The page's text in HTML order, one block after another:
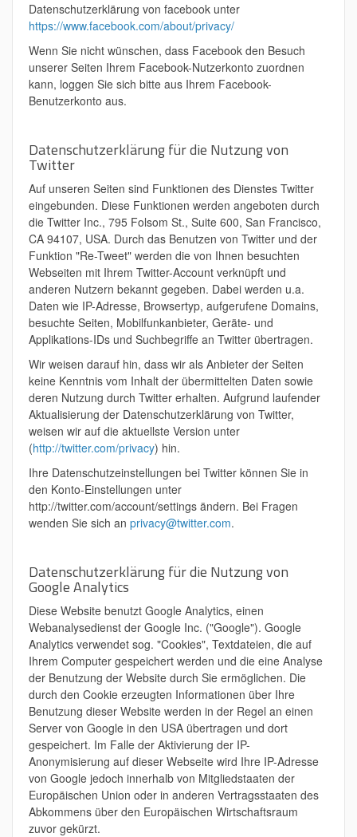
Datenschutzerklärung von facebook unter
https://www.facebook.com/about/privacy/
Wenn Sie nicht wünschen, dass Facebook den Besuch
unserer Seiten Ihrem Facebook-Nutzerkonto zuordnen
kann, loggen Sie sich bitte aus Ihrem Facebook-
Benutzerkonto aus.
Datenschutzerklärung für die Nutzung von
Twitter
Auf unseren Seiten sind Funktionen des Dienstes Twitter
eingebunden. Diese Funktionen werden angeboten durch
die Twitter Inc., 795 Folsom St., Suite 600, San Francisco,
CA 94107, USA. Durch das Benutzen von Twitter und der
Funktion "Re-Tweet" werden die von Ihnen besuchten
Webseiten mit Ihrem Twitter-Account verknüpft und
anderen Nutzern bekannt gegeben. Dabei werden u.a.
Daten wie IP-Adresse, Browsertyp, aufgerufene Domains,
besuchte Seiten, Mobilfunkanbieter, Geräte- und
Applikations-IDs und Suchbegriffe an Twitter übertragen.
Wir weisen darauf hin, dass wir als Anbieter der Seiten
keine Kenntnis vom Inhalt der übermittelten Daten sowie
deren Nutzung durch Twitter erhalten. Aufgrund laufender
Aktualisierung der Datenschutzerklärung von Twitter,
weisen wir auf die aktuellste Version unter
(http://twitter.com/privacy) hin.
Ihre Datenschutzeinstellungen bei Twitter können Sie in
den Konto-Einstellungen unter
http://twitter.com/account/settings ändern. Bei Fragen
wenden Sie sich an privacy@twitter.com.
Datenschutzerklärung für die Nutzung von
Google Analytics
Diese Website benutzt Google Analytics, einen
Webanalysedienst der Google Inc. ("Google"). Google
Analytics verwendet sog. "Cookies", Textdateien, die auf
Ihrem Computer gespeichert werden und die eine Analyse
der Benutzung der Website durch Sie ermöglichen. Die
durch den Cookie erzeugten Informationen über Ihre
Benutzung dieser Website werden in der Regel an einen
Server von Google in den USA übertragen und dort
gespeichert. Im Falle der Aktivierung der IP-
Anonymisierung auf dieser Webseite wird Ihre IP-Adresse
von Google jedoch innerhalb von Mitgliedstaaten der
Europäischen Union oder in anderen Vertragsstaaten des
Abkommens über den Europäischen Wirtschaftsraum
zuvor gekürzt.